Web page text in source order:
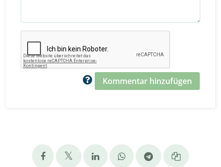
Kommentar hinzufügen